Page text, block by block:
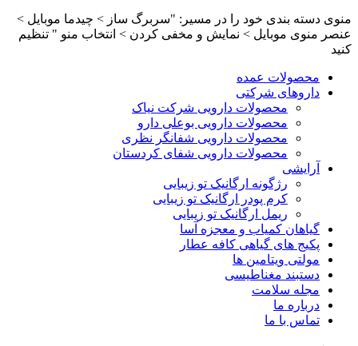
منوی دسته بندی خود را در مسیر: "سربرگ ساز > چیدما موبایل >
عنصر منوی موبایل > نمایش و مخفی کردن > انتخاب منو " تنظیم
کنید
محصولات عمده
داروهای شرکتی
محصولات دارویی شرکت نیاک
محصولات دارویی بوعلی دارو
محصولات دارویی شفانگر نظری
محصولات دارویی شفای کردستان
آرایشی
رژگونه ارگانیک تو زیبایی
کرم پودر ارگانیک تو زیبایی
ریمل ارگانیک تو زیبایی
گیاهان کمیاب و معجزه آسا
پکیج های گیاهی کافه عطار
مولتی ویتامین ها
دستبند مغناطیسی
مجله سلامت
درباره ما
تماس با ما